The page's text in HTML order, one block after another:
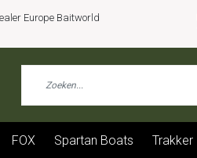
Europe Baitworld
FOX Spartan Boats Trakker